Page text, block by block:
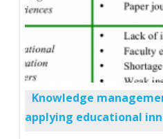
Knowledge
applying educational